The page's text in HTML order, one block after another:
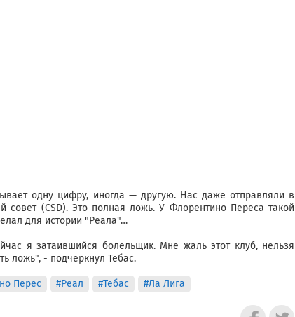
одну цифру, иногда — другую. Нас даже отправляли в
совет (CSD). Это полная ложь. У Флорентино Переса такой
для истории "Реала"…
я затаившийся болельщик. Мне жаль этот клуб, нельзя
ложь", - подчеркнул Тебас.
Перес #Реал #Тебас #Ла Лига